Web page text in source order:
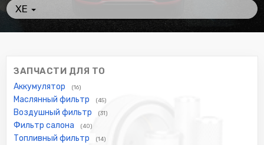
XE
ЗАПЧАСТИ ДЛЯ ТО
Аккумулятор (16)
Маслянный фильтр (45)
Воздушный фильтр (31)
Фильтр салона (40)
Топливный фильтр (14)